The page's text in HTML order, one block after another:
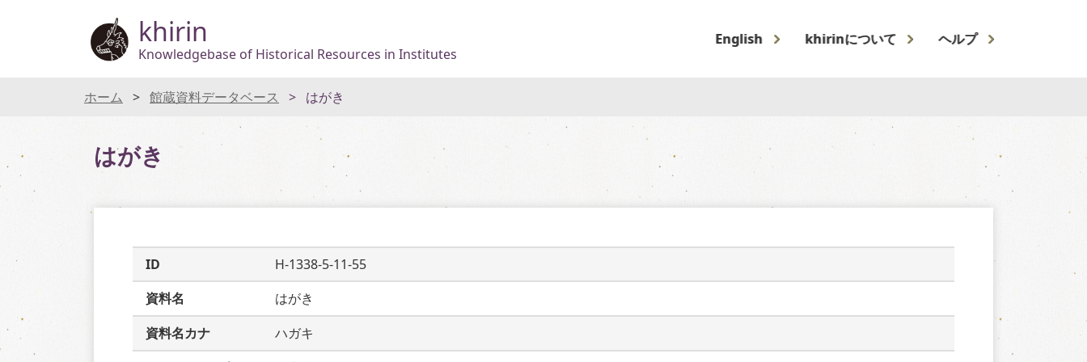
khirin
Knowledgebase of Historical Resources in Institutes
English khirinについて ヘルプ
ホーム 館蔵資料データベース はがき
はがき
ID
H-1338-5-11-55
資料名
はがき
資料名カナ
ハガキ